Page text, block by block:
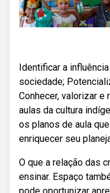
Identificar a
sociedade;
Conhecer, valorizar
aulas da cultura
os planos de aula
enriquecer seu
O que a relação das
ensinar. Espaço